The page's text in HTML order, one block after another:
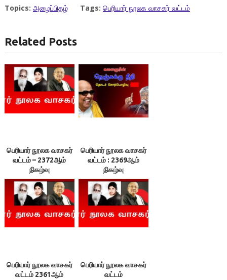
Topics: அழைப்பிதழ் Tags: பெரியார் நூலக வாசகர் வட்டம்
Related Posts
பெரியார் நூலக வாசகர்
வட்டம் – 2372ஆம்
நிகழ்வு
பெரியார் நூலக வாசகர்
வட்டம் : 2369ஆம்
நிகழ்வு
பெரியார் நூலக வாசகர்
வட்டம் 2361ஆம்
பெரியார் நூலக வாசகர்
வட்டம்